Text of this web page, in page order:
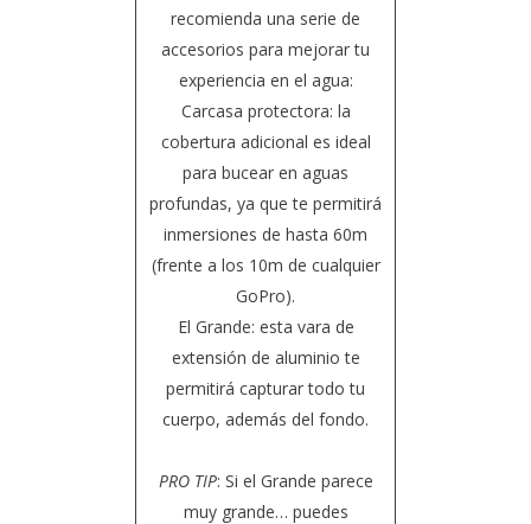
recomienda una serie de
accesorios para mejorar tu
experiencia en el agua:
Carcasa protectora: la
cobertura adicional es ideal
para bucear en aguas
profundas, ya que te permitirá
inmersiones de hasta 60m
(frente a los 10m de cualquier
GoPro).
El Grande: esta vara de
extensión de aluminio te
permitirá capturar todo tu
cuerpo, además del fondo.
PRO TIP: Si el Grande parece
muy grande… puedes